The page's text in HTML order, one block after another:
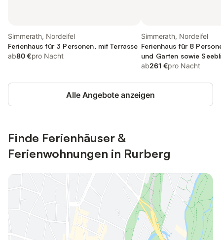
Simmerath, Nordeifel
Ferienhaus für 3 Personen, mit Terrasse
ab80 €pro Nacht
Simmerath, Nordeifel
Ferienhaus für 8
und Garten sowie
ab261 €pro Nacht
Alle Angebote anzeigen
Finde Ferienhäuser &
Ferienwohnungen in Rurberg